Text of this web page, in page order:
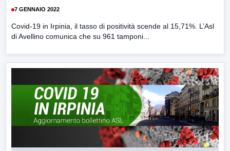
7 GENNAIO 2022
Covid-19 in Irpinia, il tasso di positività scende al 15,71%. L’Asl
di Avellino comunica che su 961 tamponi...